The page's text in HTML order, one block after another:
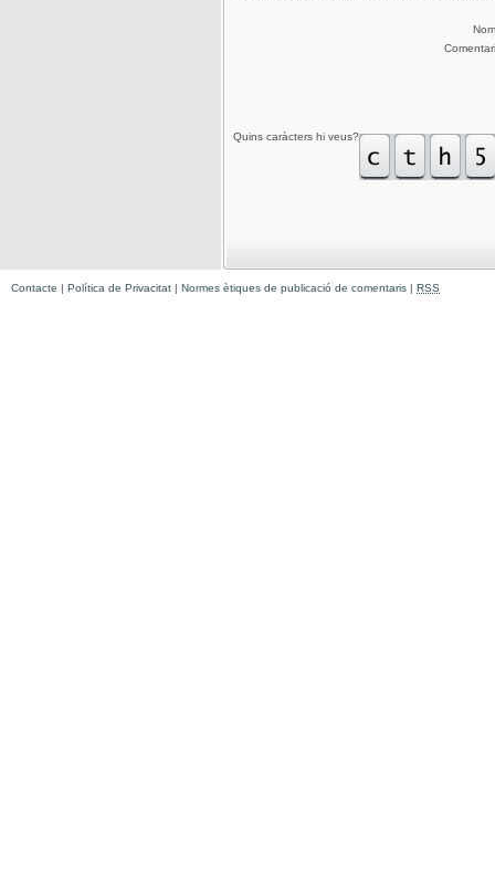
Nom
Comentari
Quins caràcters hi veus?
Contacte | Política de Privacitat | Normes ètiques de publicació de comentaris | RSS